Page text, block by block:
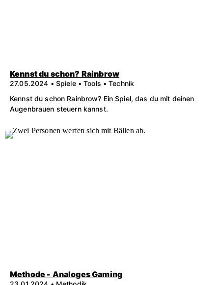
Kennst du schon? Rainbrow
27.05.2024 • Spiele • Tools • Technik
Kennst du schon Rainbrow? Ein Spiel, das du mit deinen
Augenbrauen steuern kannst.
Methode - Analoges Gaming